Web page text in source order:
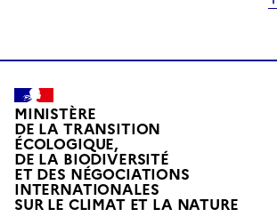
MINISTÈRE
DE LA TRANSITION
ÉCOLOGIQUE,
DE LA BIODIVERSITÉ
ET DES NÉGOCIATIONS
INTERNATIONALES
SUR LE CLIMAT ET LA NATUREL